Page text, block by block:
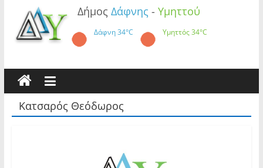
Δήμος Δάφνης - Υμηττού
Δάφνη34°C Υμηττός34°C
Κατσαρός Θεόδωρος